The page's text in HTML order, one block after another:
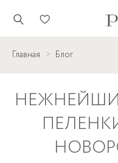
Главная Блог